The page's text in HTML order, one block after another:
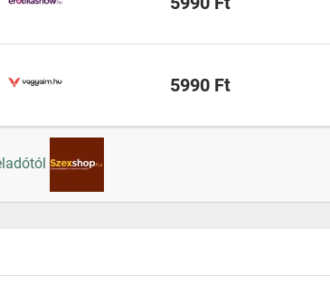
5990 Ft